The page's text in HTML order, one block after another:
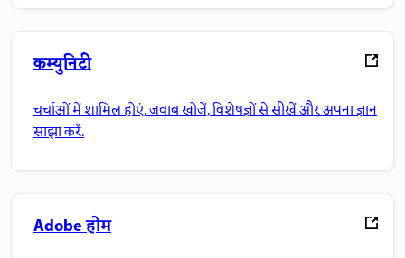
कम्युनिटी
चर्चाओं में शामिल होएं, जवाब खोजें, विशेषज्ञों से सीखें और अपना ज्ञान
साझा करें.
Adobe होम